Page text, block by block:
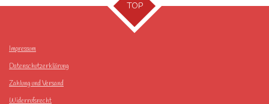
TOP
Impressum
Datenschutzerklärung
Zahlung und Versand
Widerrufsrecht